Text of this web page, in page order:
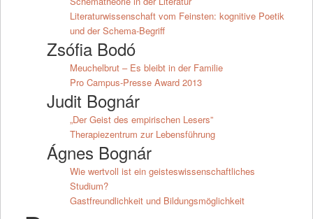
Literaturwissenschaft vom Feinsten: kognitive Poetik
und der Schema-Begriff
Zsófia Bodó
Meuchelbrut – Es bleibt in der Familie
Pro Campus-Presse Award 2013
Judit Bognár
„Der Geist des empirischen Lesers”
Therapiezentrum zur Lebensführung
Ágnes Bognár
Wie wertvoll ist ein geisteswissenschaftliches
Studium?
Gastfreundlichkeit und Bildungsmöglichkeit